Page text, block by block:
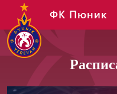
ФК Пюник